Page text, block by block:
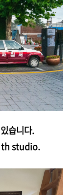
습니다.
studio.